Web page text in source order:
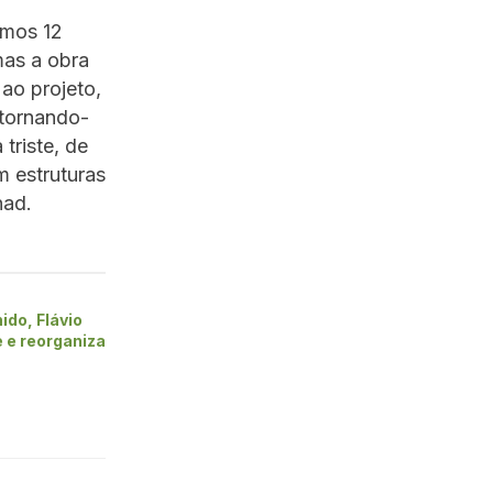
12
a obra
projeto,
triste, de
estruturas
Flávio
e reorganiza